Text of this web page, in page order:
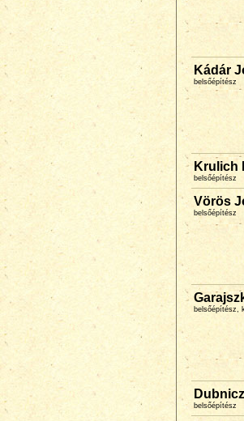
Kádár
belsőépítész
Krulich
belsőépítész
Vörös
belsőépítész
belsőépítész,
belsőépítész